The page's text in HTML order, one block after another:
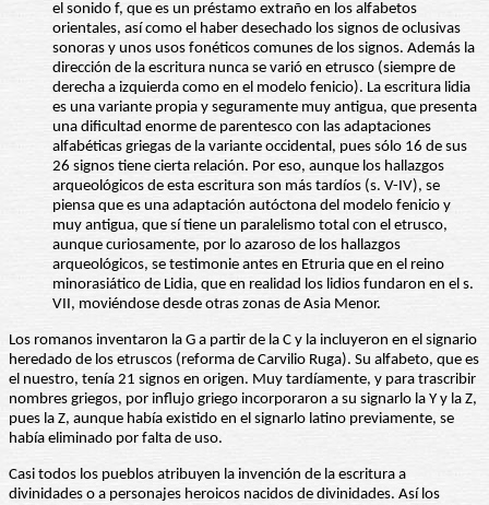
el sonido f, que es un préstamo extraño en los alfabetos
orientales, así como el haber desechado los signos de oclusivas
sonoras y unos usos fonéticos comunes de los signos. Además la
dirección de la escritura nunca se varió en etrusco (siempre de
derecha a izquierda como en el modelo fenicio). La escritura lidia
es una variante propia y seguramente muy antigua, que presenta
una dificultad enorme de parentesco con las adaptaciones
alfabéticas griegas de la variante occidental, pues sólo 16 de sus
26 signos tiene cierta relación. Por eso, aunque los hallazgos
arqueológicos de esta escritura son más tardíos (s. V-IV), se
piensa que es una adaptación autóctona del modelo fenicio y
muy antigua, que sí tiene un paralelismo total con el etrusco,
aunque curiosamente, por lo azaroso de los hallazgos
arqueológicos, se testimonie antes en Etruria que en el reino
minorasiático de Lidia, que en realidad los lidios fundaron en el s.
VII, moviéndose desde otras zonas de Asia Menor.
Los romanos inventaron la G a partir de la C y la incluyeron en el signario
heredado de los etruscos (reforma de Carvilio Ruga). Su alfabeto, que es
el nuestro, tenía 21 signos en origen. Muy tardíamente, y para trascribir
nombres griegos, por influjo griego incorporaron a su signarlo la Y y la Z,
pues la Z, aunque había existido en el signarlo latino previamente, se
había eliminado por falta de uso.
Casi todos los pueblos atribuyen la invención de la escritura a
divinidades o a personajes heroicos nacidos de divinidades. Así los